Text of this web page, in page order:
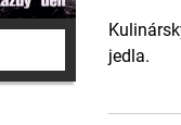
jedla.